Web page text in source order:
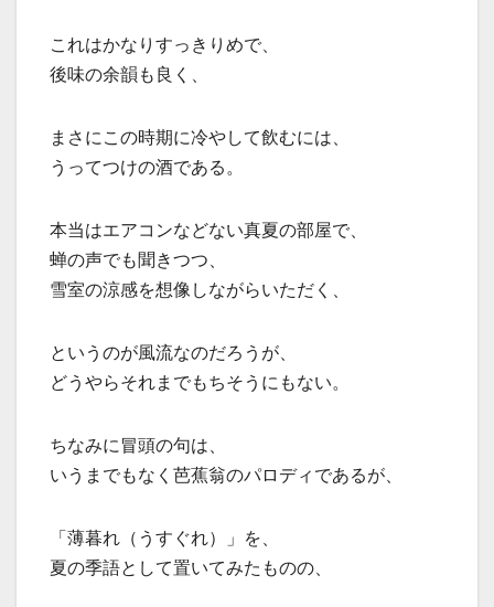
これはかなりすっきりめで、
後味の余韻も良く、
まさにこの時期に冷やして飲むには、
うってつけの酒である。
本当はエアコンなどない真夏の部屋で、
蝉の声でも聞きつつ、
雪室の涼感を想像しながらいただく、
というのが風流なのだろうが、
どうやらそれまでもちそうにもない。
ちなみに冒頭の句は、
いうまでもなく芭蕉翁のパロディであるが、
「薄暮れ（うすぐれ）」を、
夏の季語として置いてみたものの、